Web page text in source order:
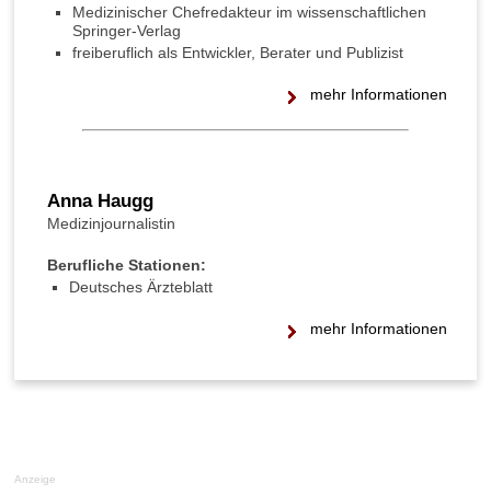
Medizinischer Chefredakteur im wissenschaftlichen
Springer-Verlag
freiberuflich als Entwickler, Berater und Publizist
mehr Informationen
Anna Haugg
Medizinjournalistin
Berufliche Stationen:
Deutsches Ärzteblatt
mehr Informationen
Anzeige